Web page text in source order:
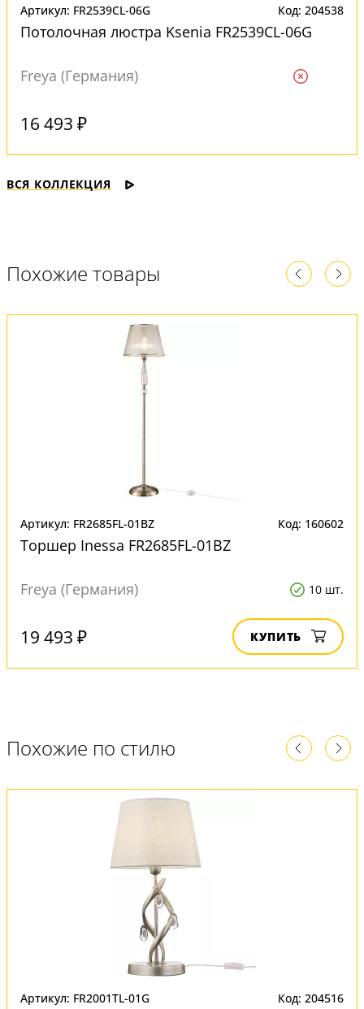
Артикул: FR2539CL-06G Код: 204538
Потолочная люстра Ksenia FR2539CL-06G
Freya (Германия)
16 493 ₽
ВСЯ КОЛЛЕКЦИЯ
Похожие товары
Артикул: FR2685FL-01BZ Код: 160602
Торшер Inessa FR2685FL-01BZ
Freya (Германия) 10 шт.
19 493 ₽ КУПИТЬ
Похожие по стилю
Артикул: FR2001TL-01G Код: 204516